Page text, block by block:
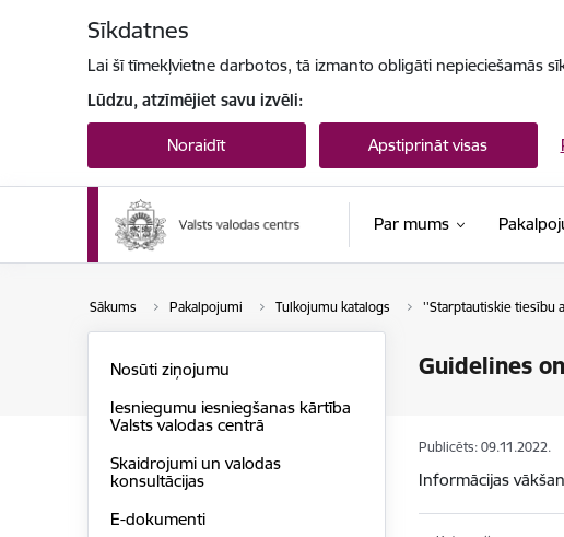
Sīkdatnes
Lai šī tīmekļvietne darbotos, tā izmanto obligāti nepieciešamās
Lūdzu, atzīmējiet savu izvēli:
Noraidīt Apstiprināt visas
Par mums
Sākums Pakalpojumi Tulkojumu katalogs ''Starptautiskie tiesību
Guidelines
Nosūti ziņojumu
Iesniegumu iesniegšanas kārtība
Valsts valodas centrā
Skaidrojumi un valodas
konsultācijas
E-dokumenti
Publicēts: 09.11.2022.
Informācijas